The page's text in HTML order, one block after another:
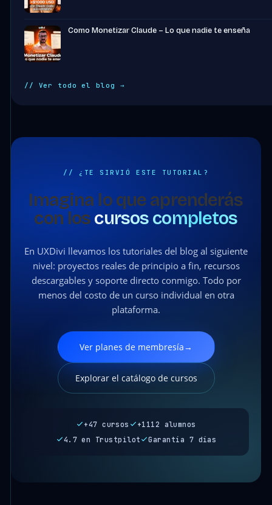
Como Monetizar Claude – Lo que nadie te enseña
// Ver todo el blog →
// ¿TE SIRVIÓ ESTE TUTORIAL?
Imagina lo que aprenderás
con los cursos completos
En UXDivi llevamos los tutoriales del blog al siguiente
nivel: proyectos reales de principio a fin, recursos
descargables y soporte directo conmigo. Todo por
menos del costo de un curso individual en otra
plataforma.
Ver planes de membresía→
Explorar el catálogo de cursos
+47 cursos
+1112 alumnos
4.7 en Trustpilot
Garantía 7 días